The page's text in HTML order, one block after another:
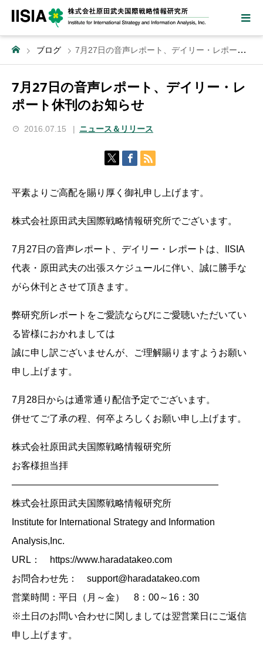
ブログ 7月27日の音声レポート、デイリー・レポート休刊のお知らせ
7月27日の音声レポート、デイリー・レ
ポート休刊のお知らせ
2016.07.15 ニュース＆リリース
平素よりご高配を賜り厚く御礼申し上げます。
株式会社原田武夫国際戦略情報研究所でございます。
7月27日の音声レポート、デイリー・レポートは、IISIA
代表・原田武夫の出張スケジュールに伴い、誠に勝手な
がら休刊とさせて頂きます。
弊研究所レポートをご愛読ならびにご愛聴いただいてい
る皆様におかれましては
誠に申し訳ございませんが、ご理解賜りますようお願い
申し上げます。
7月28日からは通常通り配信予定でございます。
併せてご了承の程、何卒よろしくお願い申し上げます。
株式会社原田武夫国際戦略情報研究所
お客様担当拝
——————————————————————
株式会社原田武夫国際戦略情報研究所
Institute for International Strategy and Information
Analysis,Inc.
URL： https://www.haradatakeo.com
お問合わせ先： support@haradatakeo.com
営業時間：平日（月～金） 8：00～16：30
※土日のお問い合わせに関しましては翌営業日にご返信
申し上げます。